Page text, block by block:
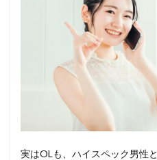
実はOLも、ハイスペック男性